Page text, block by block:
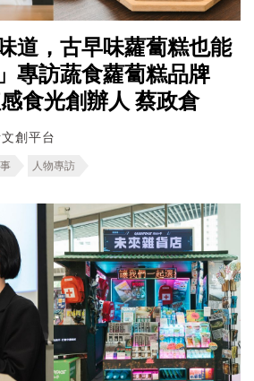
道，古早味蘿蔔糕也能
專訪蔬食蘿蔔糕品牌
食光創辦人 蔡政倉
創平台
人物專訪